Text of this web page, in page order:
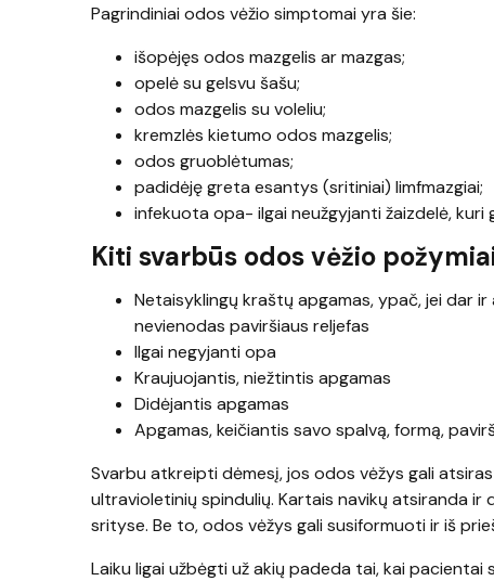
Pagrindiniai odos vėžio simptomai yra šie:
išopėjęs odos mazgelis ar mazgas;
opelė su gelsvu šašu;
odos mazgelis su voleliu;
kremzlės kietumo odos mazgelis;
odos gruoblėtumas;
padidėję greta esantys (sritiniai) limfmazgiai;
infekuota opa- ilgai neužgyjanti žaizdelė,
Kiti svarbūs odos vėžio
Netaisyklingų kraštų apgamas, ypač, jei dar
nevienodas paviršiaus reljefas
Ilgai negyjanti opa
Kraujuojantis, niežtintis apgamas
Didėjantis apgamas
Apgamas, keičiantis savo spalvą, formą,
Svarbu atkreipti dėmesį, jos odos vėžys gali
ultravioletinių spindulių. Kartais navikų atsiranda
srityse. Be to, odos vėžys gali susiformuoti ir iš
Laiku ligai užbėgti už akių padeda tai, kai